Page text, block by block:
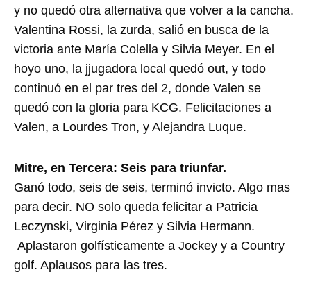
y no quedó otra alternativa que volver a la cancha.
Valentina Rossi, la zurda, salió en busca de la
victoria ante María Colella y Silvia Meyer. En el
hoyo uno, la jjugadora local quedó out, y todo
continuó en el par tres del 2, donde Valen se
quedó con la gloria para KCG. Felicitaciones a
Valen, a Lourdes Tron, y Alejandra Luque.
Mitre, en Tercera: Seis para triunfar.
Ganó todo, seis de seis, terminó invicto. Algo mas
para decir. NO solo queda felicitar a Patricia
Leczynski, Virginia Pérez y Silvia Hermann.
Aplastaron golfísticamente a Jockey y a Country
golf. Aplausos para las tres.